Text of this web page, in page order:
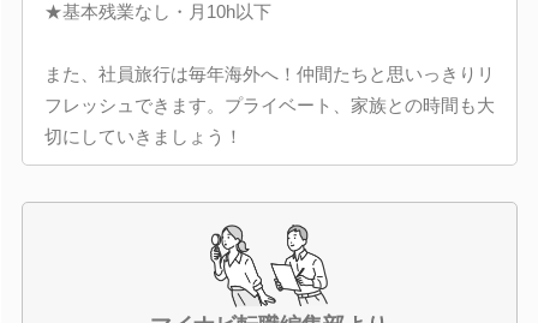
★基本残業なし・月10h以下
また、社員旅行は毎年海外へ！仲間たちと思いっきりリ
フレッシュできます。プライベート、家族との時間も大
切にしていきましょう！